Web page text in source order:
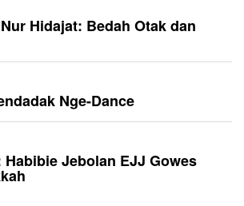
Hidajat: Bedah Otak dan
Nge-Dance
Jebolan EJJ Gowes